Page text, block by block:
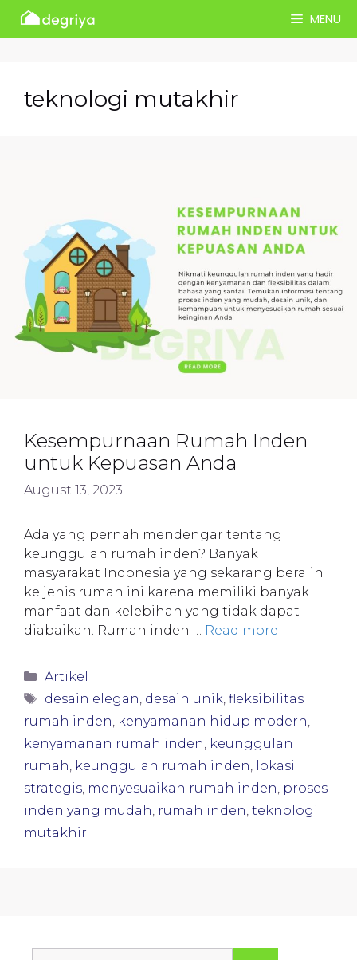
Skip
MENU
teknologi mutakhir
Kesempurnaan Rumah Inden
untuk Kepuasan Anda
August 13, 2023
Ada yang pernah mendengar tentang
keunggulan rumah inden? Banyak
masyarakat Indonesia yang sekarang beralih
ke jenis rumah ini karena memiliki banyak
manfaat dan kelebihan yang tidak dapat
diabaikan. Rumah inden …
Read more
Categories
Artikel
Tags
desain elegan desain unik fleksibilitas
rumah inden kenyamanan hidup modern
kenyamanan rumah inden keunggulan
rumah keunggulan rumah inden
lokasi
strategis menyesuaikan rumah inden proses
inden yang mudah rumah inden teknologi
mutakhir